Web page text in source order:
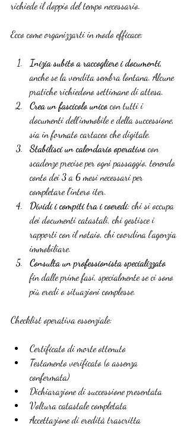
richiede il doppio del tempo necessario.
Ecco come organizzarti in modo efficace:
Inizia subito a raccogliere i documenti,
anche se la vendita sembra lontana. Alcune
pratiche richiedono settimane di attesa.
Crea un fascicolo unico con tutti i
documenti dell’immobile e della successione,
sia in formato cartaceo che digitale.
Stabilisci un calendario operativo con
scadenze precise per ogni passaggio, tenendo
conto dei 3 a 6 mesi necessari per
completare l’intero iter.
Dividi i compiti tra i coeredi: chi si occupa
dei documenti catastali, chi gestisce i
rapporti con il notaio, chi coordina l’agenzia
immobiliare.
Consulta un professionista specializzato
fin dalle prime fasi, specialmente se ci sono
più eredi o situazioni complesse.
Checklist operativa essenziale:
Certificato di morte ottenuto
Testamento verificato (o assenza
confermata)
Dichiarazione di successione presentata
Voltura catastale completata
Accettazione di eredità trascritta